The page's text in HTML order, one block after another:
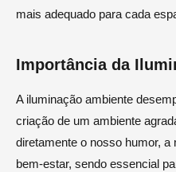
mais adequado para cada
Importância da
A iluminação ambiente
criação de um ambiente
diretamente o nosso humor,
bem-estar, sendo essencial